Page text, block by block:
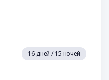
16 дней / 15 ночей